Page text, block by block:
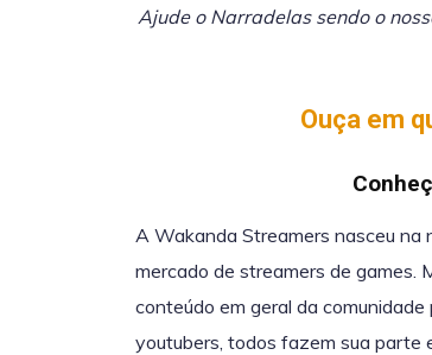
Ajude o Narradelas sendo o
Ouça em
A Wakanda Streamers nasceu na
mercado de streamers de games.
conteúdo em geral da
youtubers, todos fazem sua parte